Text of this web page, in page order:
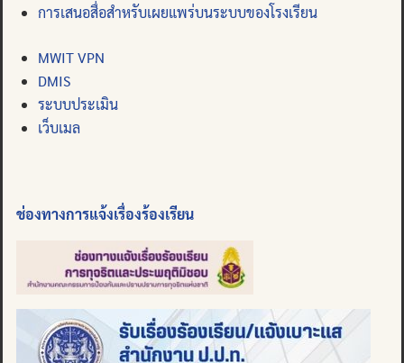
การเสนอสื่อสำหรับเผยแพร่บนระบบของโรงเรียน
MWIT VPN
DMIS
ระบบประเมิน
เว็บเมล
ช่องทางการแจ้งเรื่องร้องเรียน